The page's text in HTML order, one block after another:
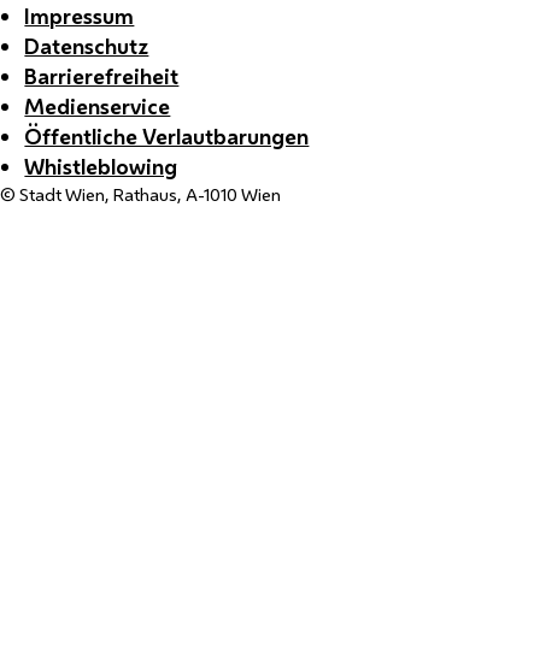
Impressum
Datenschutz
Barrierefreiheit
Medienservice
Öffentliche Verlautbarungen
Whistleblowing
© Stadt Wien, Rathaus, A-1010 Wien